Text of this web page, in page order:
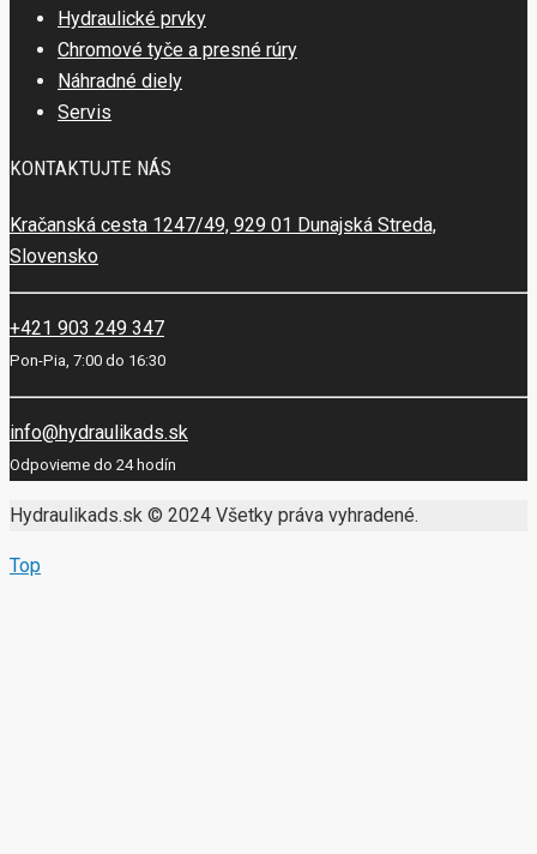
Hydraulické prvky
Chromové tyče a presné rúry
Náhradné diely
Servis
KONTAKTUJTE NÁS
Kračanská cesta 1247/49, 929 01 Dunajská Streda,
Slovensko
+421 903 249 347
Pon-Pia, 7:00 do 16:30
info@hydraulikads.sk
Odpovieme do 24 hodín
Hydraulikads.sk © 2024 Všetky práva vyhradené.
Top